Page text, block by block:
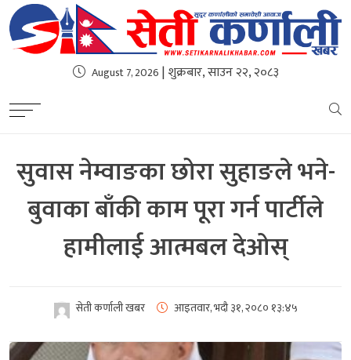
August 7, 2026 | शुक्रबार, साउन २२, २०८३
सुवास नेम्वाङका छोरा सुहाङले भने-
बुवाका बाँकी काम पूरा गर्न पार्टीले
हामीलाई आत्मबल देओस्
सेती कर्णाली खबर आइतवार, भदौ ३१, २०८० १३:४५